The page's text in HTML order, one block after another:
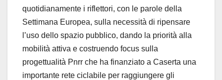
quotidianamente i riflettori, con le parole della
Settimana Europea, sulla necessità di ripensare
l’uso dello spazio pubblico, dando la priorità alla
mobilità attiva e costruendo focus sulla
progettualità Pnrr che ha finanziato a Caserta una
importante rete ciclabile per raggiungere gli